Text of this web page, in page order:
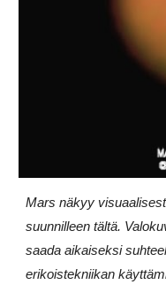
Mars näkyy
suunnilleen tältä.
saada aikaiseksi
erikoistekniikan